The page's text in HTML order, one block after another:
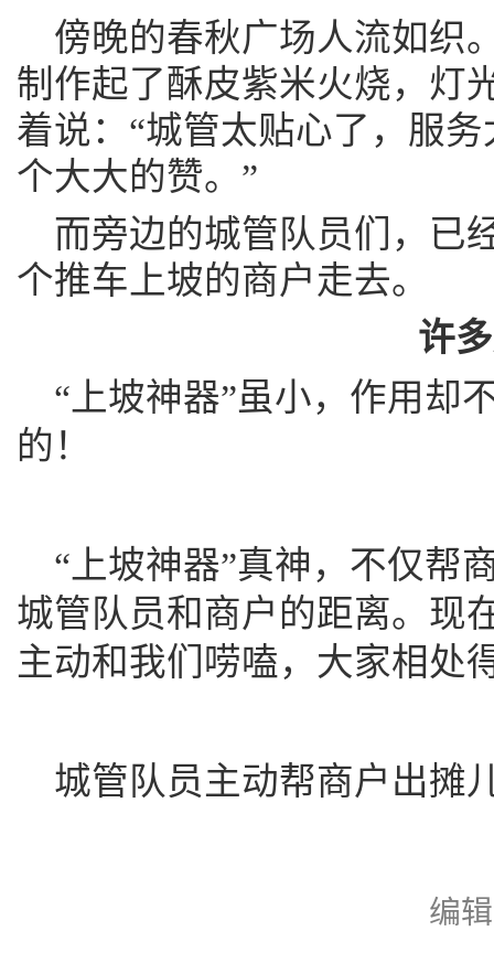
傍晚的春秋广场人流如织
制作起了酥皮紫米火烧，灯
着说：“城管太贴心了，服
个大大的赞。”
而旁边的城管队员们，已
个推车上坡的商户走去。
许
“上坡神器”虽小，作用却
的！
“上坡神器”真神，不仅帮
城管队员和商户的距离。现
主动和我们唠嗑，大家相处
城管队员主动帮商户出摊
编